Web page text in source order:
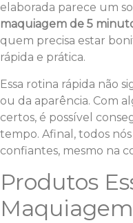
elaborada parece um
maquiagem de 5
quem precisa estar
rápida e prática.
Essa rotina rápida não
ou da aparência. Com
certos, é possível
tempo. Afinal, todos
confiantes, mesmo na
Produtos